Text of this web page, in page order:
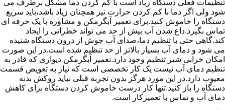
تنظیمات فعلی دستگاه زیاد است با کم کردن دما مشکل برطرف می
شود ولی اگر دما با کم کردن حرارت نیز همچنان زیاد باشد،باید سریع
دستگاه را خاموش کنید.برای تعمیر آبگرمکن و مشاوره با یک حرفه ای
تماس بگیرد.داغ شدن آب بیش از حد می تواند خطراتی را ایجاد
کند.گاهی حتی با تنظیم دما،صدای آب جوش از درون دستگاه شنیده
می شود و دمای آب بسیار بالاتر از حد تنظیم شده است.در این صورت
امکان خرابی شیر تنظیم وجود دارد.تعمیر آبگرمکن دیواری که قادر به
تنظیم دمای آب نیست یک کار تخصصی است که نیاز به تعویض قسمت
معیوب دارد.در این مورد هرگز بدون تجربه قبلی نباید روکش بدنه
دستگاه را باز کنید.تنها کار درست خاموش کردن دستگاه برای کاهش
دمای آب و تماس با تعمیرکار است.